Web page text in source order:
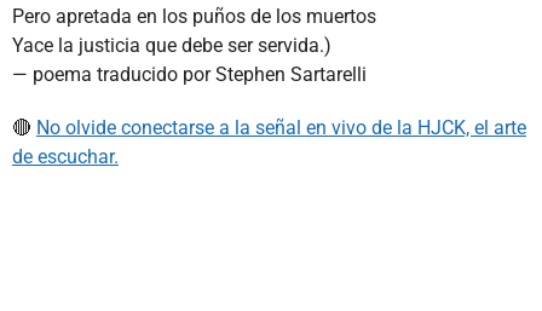
Pero apretada en los puños de los muertos
Yace la justicia que debe ser servida.)
— poema traducido por Stephen Sartarelli
🔴 No olvide conectarse a la señal en vivo de la HJCK, el arte
de escuchar.